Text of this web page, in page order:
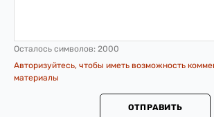
Осталось символов: 2000
Авторизуйтесь, чтобы иметь возможность
материалы
ОТПРАВИТЬ